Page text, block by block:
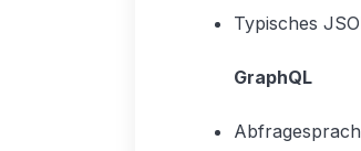
Typisches
GraphQL